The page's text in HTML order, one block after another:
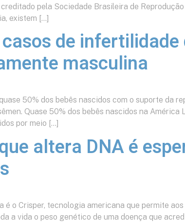
pela Sociedade Brasileira de
existem […]
de
masculina
50% dos bebês nascidos com o suporte da
Quase 50% dos bebês nascidos na
por meio […]
altera DNA é
é o Crisper, tecnologia americana que permite
a vida o peso genético de uma doença que